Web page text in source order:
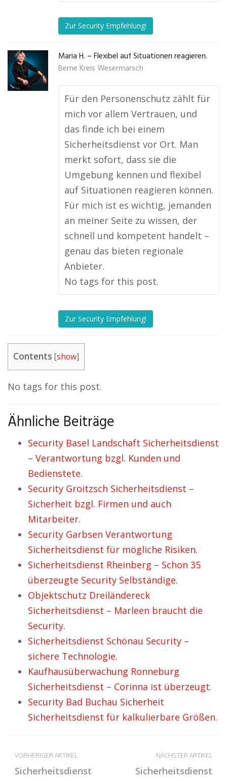
Zur Security Empfehlung!
Maria H. – Flexibel auf Situationen reagieren.
Berne Kreis Wesermarsch
Für den Personenschutz zählt für
mich vor allem Vertrauen, und
das finde ich bei einem
Sicherheitsdienst vor Ort. Man
merkt sofort, dass sie die
Umgebung kennen und flexibel
auf Situationen reagieren können.
Für mich ist es wichtig, jemanden
an meiner Seite zu wissen, der
schnell und kompetent handelt –
genau das bieten regionale
Anbieter.
No tags for this post.
Zur Security Empfehlung!
Contents [show]
No tags for this post.
Ähnliche Beiträge
Security Basel Landschaft Sicherheitsdienst
– Verantwortung bzgl. Kunden und
Bedienstete.
Security Groitzsch Sicherheitsdienst –
Sicherheit bzgl. Firmen und auch
Mitarbeiter.
Security Garbsen Verantwortung
Sicherheitsdienst für mögliche Risiken.
Sicherheitsdienst Rheinberg – Schon 35
überzeugte Security Selbständige.
Objektschutz Dreiländereck
Sicherheitsdienst – Marleen braucht die
Security.
Sicherheitsdienst Schönau Security –
sichere Technologie.
Kaufhausüberwachung Ronneburg
Sicherheitsdienst – Corinna ist überzeugt.
Security Bad Buchau Sicherheit
Sicherheitsdienst für kalkulierbare Größen.
VORHERIGER ARTIKEL
Sicherheitsdienst
NÄCHSTER ARTIKEL
Sicherheitsdienst